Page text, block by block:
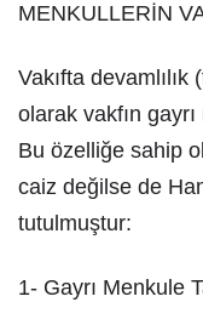
MENKULLERİN
Vakıfta
olarak vakfın
Bu özelliğe sahip
caiz değilse de
tutulmuştur:
1- Gayrı Menkule